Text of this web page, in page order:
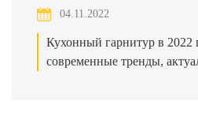
04.11.2022
Кухонный гарнитур в 2022
современные тренды,